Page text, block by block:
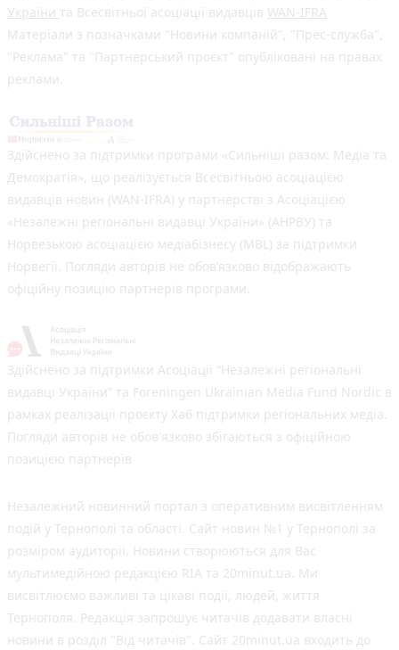
України та Всесвітньої асоціації видавців WAN-IFRA
Матеріали з позначками "Новини компаній", "Прес-служба",
"Реклама" та "Партнерський проєкт" опубліковані на правах
реклами.
Здійснено за підтримки програми «Сильніші разом: Медіа та
Демократія», що реалізується Всесвітньою асоціацією
видавців новин (WAN-IFRA) у партнерстві з Асоціацією
«Незалежні регіональні видавці України» (АНРВУ) та
Норвезькою асоціацією медіабізнесу (MBL) за підтримки
Норвегії. Погляди авторів не обов’язково відображають
офіційну позицію партнерів програми.
Здійснено за підтримки Асоціації “Незалежні регіональні
видавці України” та Foreningen Ukrainian Media Fund Nordic в
рамках реалізації проєкту Хаб підтримки регіональних медіа.
Погляди авторів не обов'язково збігаються з офіційною
позицією партнерів
Незалежний новинний портал з оперативним висвітленням
подій у Тернополі та області. Сайт новин №1 у Тернополі за
розміром аудиторії. Новини створюються для Вас
мультимедійною редакцією RIA та 20minut.ua. Ми
висвітлюємо важливі та цікаві події, людей, життя
Тернополя. Редакція запрошує читачів додавати власні
новини в розділ "Від читачів". Сайт 20minut.ua входить до